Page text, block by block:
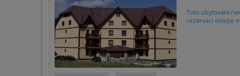
Toto ubytování
rezervaci volejte